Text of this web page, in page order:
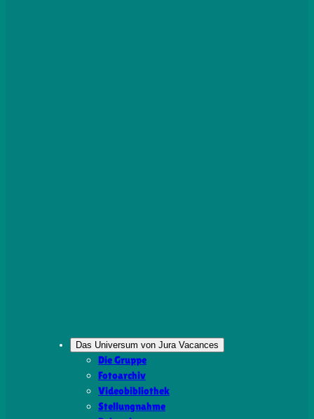
Das Universum von Jura Vacances
Die Gruppe
Fotoarchiv
Videobibliothek
Stellungnahme